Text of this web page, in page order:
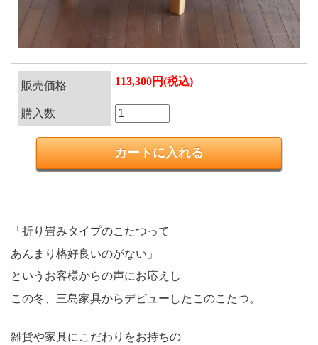
販売価格 113,300円(税込)
購入数
「折り畳みタイプのこたつって
あんまり格好良いのがない」
というお客様からの声にお応えし
この冬、三島家具からデビューしたこのこたつ。
雑貨や家具にこだわりをお持ちの